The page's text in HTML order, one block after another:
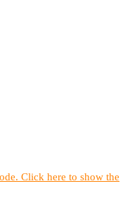
Click here to show the